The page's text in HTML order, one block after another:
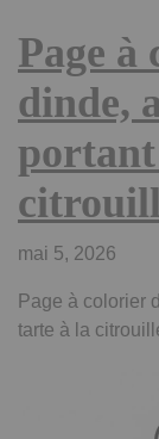
Page à
dinde,
mai 5, 2026
Page à colorier
tarte à la